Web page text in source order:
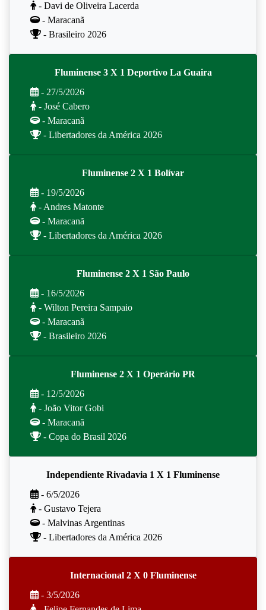
- Davi de Oliveira Lacerda
- Maracanã
- Brasileiro 2026
Fluminense 3 X 1 Deportivo La Guaira
- 27/5/2026
- José Cabero
- Maracanã
- Libertadores da América 2026
Fluminense 2 X 1 Bolívar
- 19/5/2026
- Andres Matonte
- Maracanã
- Libertadores da América 2026
Fluminense 2 X 1 São Paulo
- 16/5/2026
- Wilton Pereira Sampaio
- Maracanã
- Brasileiro 2026
Fluminense 2 X 1 Operário PR
- 12/5/2026
- João Vitor Gobi
- Maracanã
- Copa do Brasil 2026
Independiente Rivadavia 1 X 1 Fluminense
- 6/5/2026
- Gustavo Tejera
- Malvinas Argentinas
- Libertadores da América 2026
Internacional 2 X 0 Fluminense
- 3/5/2026